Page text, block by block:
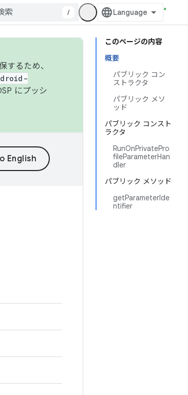
/
このページの内容
概要
パブリック コン
ストラクタ
パブリック メソ
ッド
パブリック コンスト
ラクタ
RunOnPrivatePro
fileParameterHan
dler
パブリック メソッド
getParameterIde
ntifier
るため、
にプッシ